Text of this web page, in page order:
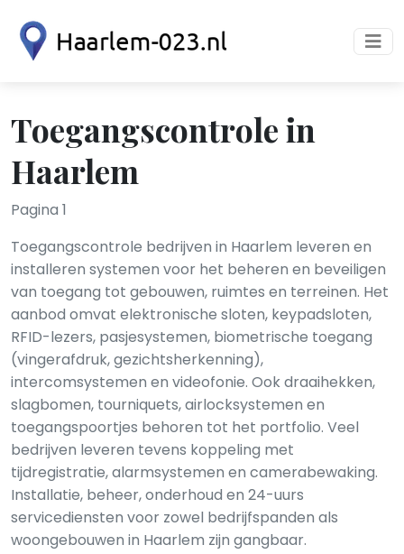
Toegangscontrole in
Haarlem
Pagina 1
Toegangscontrole bedrijven in Haarlem leveren en
installeren systemen voor het beheren en beveiligen
van toegang tot gebouwen, ruimtes en terreinen. Het
aanbod omvat elektronische sloten, keypadsloten,
RFID-lezers, pasjesystemen, biometrische toegang
(vingerafdruk, gezichtsherkenning),
intercomsystemen en videofonie. Ook draaihekken,
slagbomen, tourniquets, airlocksystemen en
toegangspoortjes behoren tot het portfolio. Veel
bedrijven leveren tevens koppeling met
tijdregistratie, alarmsystemen en camerabewaking.
Installatie, beheer, onderhoud en 24-uurs
servicediensten voor zowel bedrijfspanden als
woongebouwen in Haarlem zijn gangbaar.